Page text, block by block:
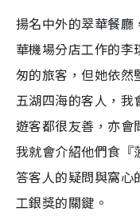
揚名中外的翠華餐廳
華機場分店工作的李
匆的旅客，但她依然
五湖四海的客人，我
遊客都很友善，亦會
我就會介紹他們食『
答客人的疑問與窩心
工銀獎的關鍵。